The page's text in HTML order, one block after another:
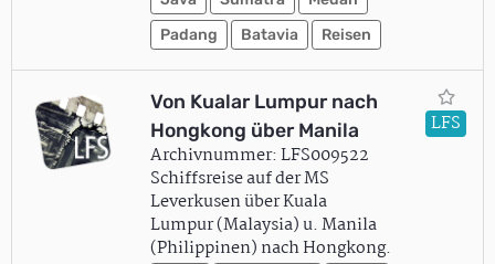
Padang
Batavia Reisen
Von Kualar Lumpur nach
Hongkong über Manila
Archivnummer: LFS009522
Schiffsreise auf der MS
Leverkusen über Kuala
Lumpur (Malaysia) u. Manila
(Philippinen) nach Hongkong.
LFS